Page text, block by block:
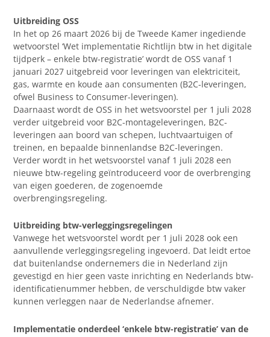
Uitbreiding OSS
In het op 26 maart 2026 bij de Tweede Kamer ingediende
wetvoorstel ‘Wet implementatie Richtlijn btw in het digitale
tijdperk – enkele btw-registratie’ wordt de OSS vanaf 1
januari 2027 uitgebreid voor leveringen van elektriciteit,
gas, warmte en koude aan consumenten (B2C-leveringen,
ofwel Business to Consumer-leveringen).
Daarnaast wordt de OSS in het wetsvoorstel per 1 juli 2028
verder uitgebreid voor B2C-montageleveringen, B2C-
leveringen aan boord van schepen, luchtvaartuigen of
treinen, en bepaalde binnenlandse B2C-leveringen.
Verder wordt in het wetsvoorstel vanaf 1 juli 2028 een
nieuwe btw-regeling geïntroduceerd voor de overbrenging
van eigen goederen, de zogenoemde
overbrengingsregeling.
Uitbreiding btw-verleggingsregelingen
Vanwege het wetsvoorstel wordt per 1 juli 2028 ook een
aanvullende verleggingsregeling ingevoerd. Dat leidt ertoe
dat buitenlandse ondernemers die in Nederland zijn
gevestigd en hier geen vaste inrichting en Nederlands btw-
identificatienummer hebben, de verschuldigde btw vaker
kunnen verleggen naar de Nederlandse afnemer.
Implementatie onderdeel ‘enkele btw-registratie’ van de